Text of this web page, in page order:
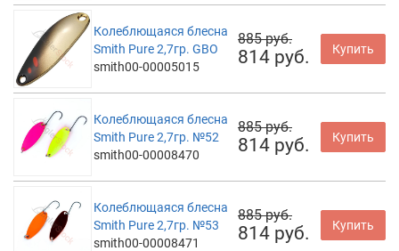
Колеблющаяся блесна
Smith Pure 2,7гр. GBO
smith00-00005015
885 руб.
814 руб. Купить
Колеблющаяся блесна
Smith Pure 2,7гр. №52
smith00-00008470
885 руб.
814 руб. Купить
Колеблющаяся блесна
Smith Pure 2,7гр. №53
smith00-00008471
885 руб.
814 руб. Купить